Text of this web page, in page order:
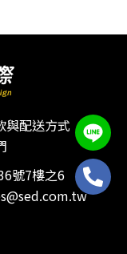
與配送方式
號7樓之6